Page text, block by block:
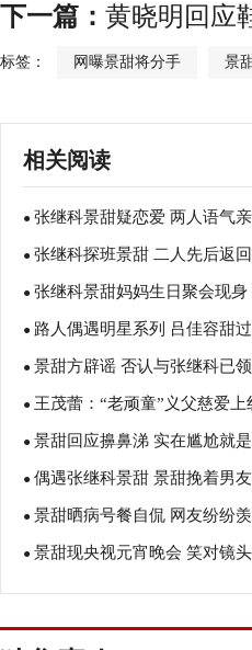
下一篇： 黄晓明回应
标签： 网曝景甜将分手 景
相关阅读
● 张继科景甜疑恋爱 两人语气
情！
● 张继科探班景甜 二人先后返回
● 张继科景甜妈妈生日聚会现
了！
● 路人偶遇明星系列 吕佳容甜
● 景甜方辟谣 否认与张继科已
● 王茂蕾：“老顽童”义父慈爱上
宠“大闺女”景甜
● 景甜回应擤鼻涕 实在尴尬就
● 偶遇张继科景甜 景甜挽着男
● 景甜晒病号餐自侃 网友纷纷
餐！
● 景甜现央视元宵晚会 笑对镜